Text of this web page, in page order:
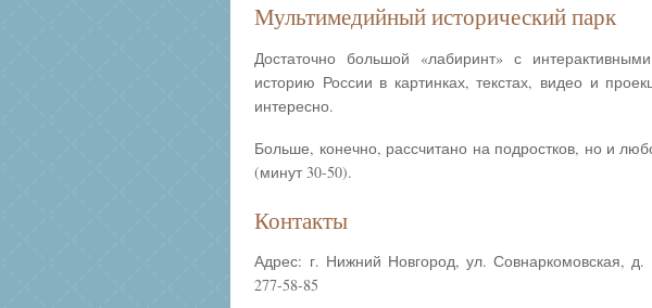
Мультимедийный исторический парк
Достаточно большой «лабиринт» с
историю России в картинках, текстах, видео и
интересно.
Больше, конечно, рассчитано на подростков, но и
(минут 30-50).
Контакты
Адрес: г. Нижний Новгород, ул. Совнаркомовская,
277-58-85